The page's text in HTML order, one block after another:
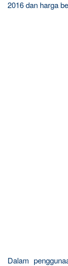
2016 dan harga
Dalam